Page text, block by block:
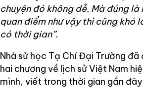
chuyện đó không dễ. Mà đúng là
quan điểm như vậy thì cũng khó
có thời gian”.
Nhà sử học Tạ Chí Đại Trường
hai chương về lịch sử Việt Nam
mình, viết trong thời gian gần đây